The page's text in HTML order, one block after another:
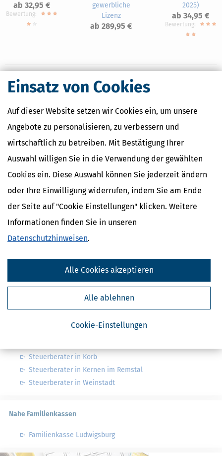
Einsatz von Cookies
Auf dieser Website setzen wir Cookies ein, um unsere
Angebote zu personalisieren, zu verbessern und
wirtschaftlich zu betreiben. Mit Bestätigung Ihrer
Auswahl willigen Sie in die Verwendung der gewählten
Cookies ein. Diese Auswahl können Sie jederzeit ändern
oder Ihre Einwilligung widerrufen, indem Sie am Ende
der Seite auf "Cookie Einstellungen" klicken. Weitere
Informationen finden Sie in unseren
Datenschutzhinweisen.
Cookie-Einstellungen
Alle ablehnen
Alle Cookies akzeptieren
ab 32,95 €
Bewertung:
gewerbliche
Lizenz
ab 289,95 €
2025)
ab 34,95 €
Bewertung:
Nahe Finanzämter
Finanzamt Böblingen
Finanzamt Leonberg
Finanzamtsuche
Finanzämter in Deutschland
Nahe Steuerberater
Steuerberater in Korb
Steuerberater in Kernen im Remstal
Steuerberater in Weinstadt
Nahe Familienkassen
Familienkasse Ludwigsburg